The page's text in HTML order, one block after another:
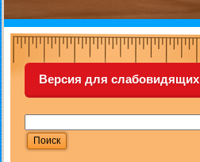
Версия для слабовидящих